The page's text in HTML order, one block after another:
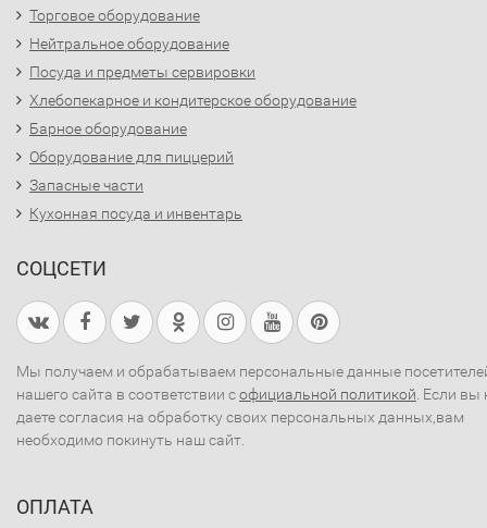
Торговое оборудование
Нейтральное оборудование
Посуда и предметы сервировки
Хлебопекарное и кондитерское оборудование
Барное оборудование
Оборудование для пиццерий
Запасные части
Кухонная посуда и инвентарь
СОЦСЕТИ
Мы получаем и обрабатываем персональные данные
нашего сайта в соответствии софициальной политикой . Если вы
даете согласия на обработку своих персональных данных,вам
необходимо покинуть наш сайт.
ОПЛАТА